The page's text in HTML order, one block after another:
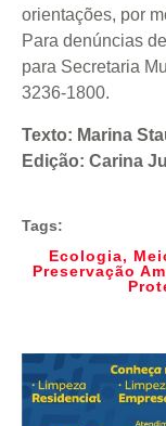
orientações, por
Para denúncias
para Secretaria
3236-1800.
Texto: Marina
Edição: Carina
Tags:
Ecologia,
Preservação